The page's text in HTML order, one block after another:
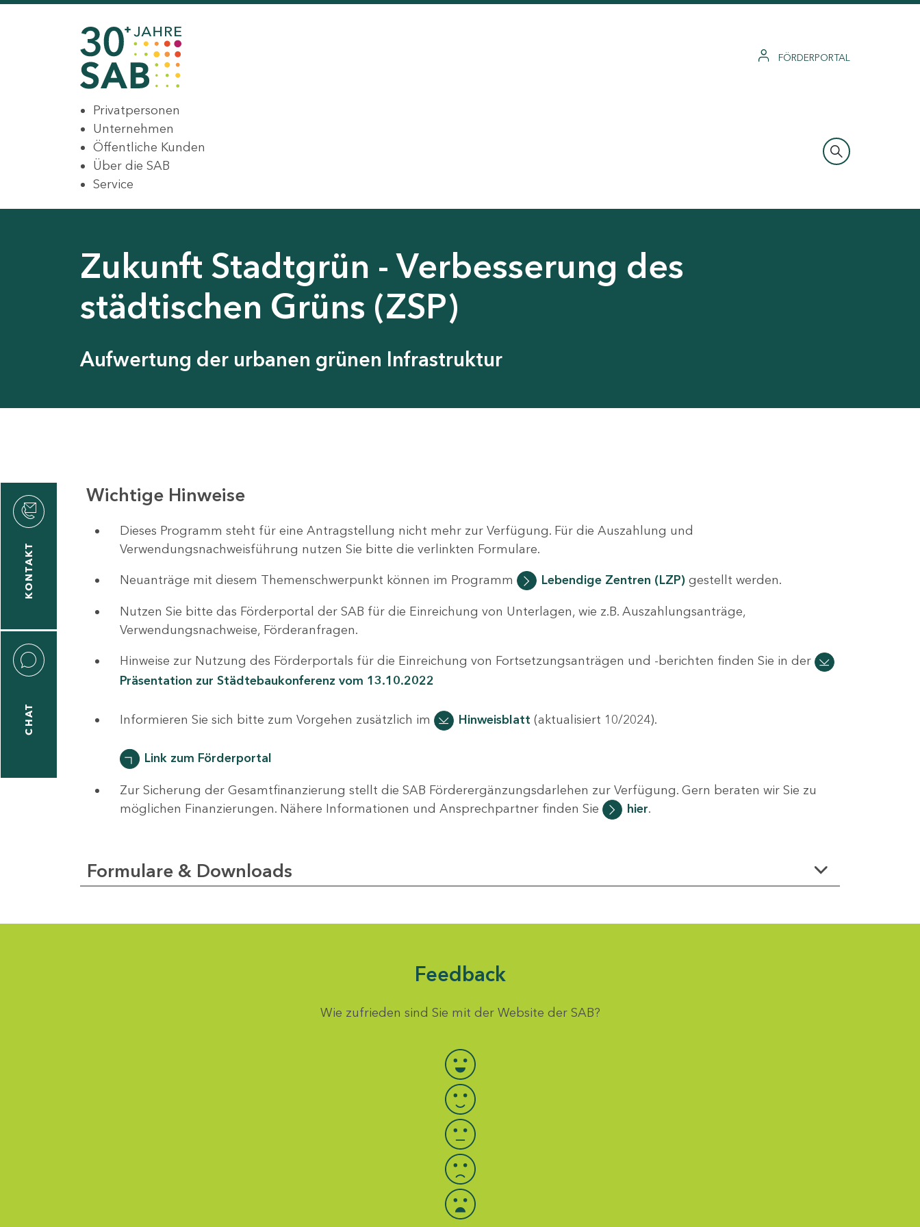
FÖRDERPORTAL
Privatpersonen
Unternehmen
Öffentliche Kunden
Über die SAB
Service
Zukunft Stadtgrün - Verbesserung des
städtischen Grüns (ZSP)
Aufwertung der urbanen grünen Infrastruktur
KONTAKT
CHAT
Wichtige Hinweise
Dieses Programm steht für eine Antragstellung nicht mehr zur Verfügung. Für die Auszahlung und
Verwendungsnachweisführung nutzen Sie bitte die verlinkten Formulare.
Neuanträge mit diesem Themenschwerpunkt können im Programm Lebendige Zentren (LZP)gestellt werden.
Nutzen Sie bitte das Förderportal der SAB für die Einreichung von Unterlagen, wie z.B. Auszahlungsanträge,
Verwendungsnachweise, Förderanfragen.
Hinweise zur Nutzung des Förderportals für die Einreichung von Fortsetzungsanträgen und -berichten finden Sie in der
Präsentation zur Städtebaukonferenz vom 13.10.2022
Informieren Sie sich bitte zum Vorgehen zusätzlich im Hinweisblatt (aktualisiert 10/2024).
Link zum Förderportal
Zur Sicherung der Gesamtfinanzierung stellt die SAB Förderergänzungsdarlehen zur Verfügung. Gern beraten wir Sie zu
möglichen Finanzierungen. Nähere Informationen und Ansprechpartner finden Sie
hier.
Formulare & Downloads
Feedback
Wie zufrieden sind Sie mit der Website der SAB?
Bewertung auswählen